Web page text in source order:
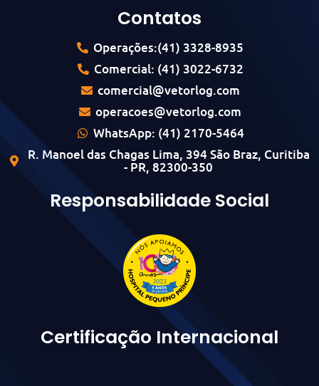
Contatos
Operações:(41) 3328-8935
Comercial: (41) 3022-6732
comercial@vetorlog.com
operacoes@vetorlog.com
WhatsApp: (41) 2170-5464
R. Manoel das Chagas Lima, 394 São Braz, Curitiba
- PR, 82300-350
Responsabilidade Social
Certificação Internacional